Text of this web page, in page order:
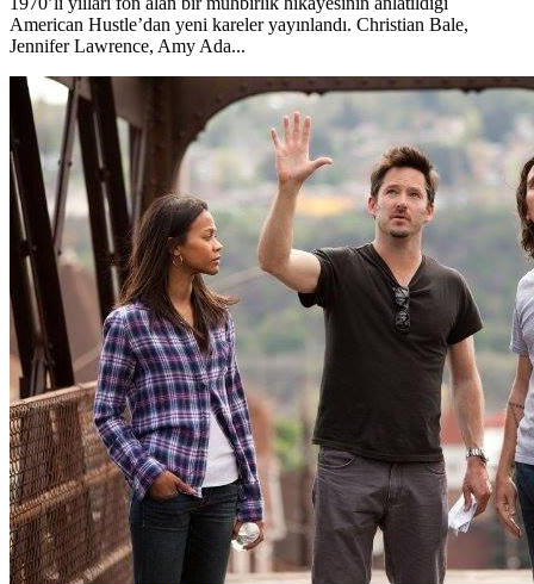
American Hustle’dan yeni kareler yayınlandı. Christian Bale,
Jennifer Lawrence, Amy Ada...